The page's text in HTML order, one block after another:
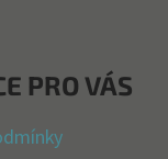
C
Í
PRO VÁS